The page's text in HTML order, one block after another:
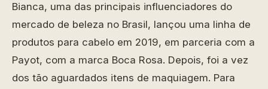
Bianca, uma das principais influenciadores do
mercado de beleza no Brasil, lançou uma linha de
produtos para cabelo em 2019, em parceria com a
Payot, com a marca Boca Rosa. Depois, foi a vez
dos tão aguardados itens de maquiagem. Para